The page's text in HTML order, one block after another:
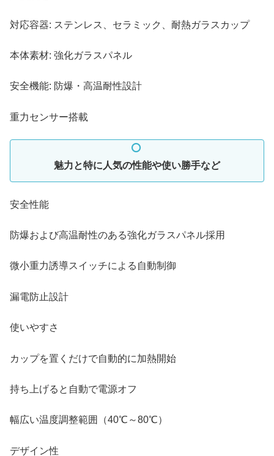
対応容器: ステンレス、セラミック、耐熱ガラスカップ
本体素材: 強化ガラスパネル
安全機能: 防爆・高温耐性設計
重力センサー搭載
魅力と特に人気の性能や使い勝手など
安全性能
防爆および高温耐性のある強化ガラスパネル採用
微小重力誘導スイッチによる自動制御
漏電防止設計
使いやすさ
カップを置くだけで自動的に加熱開始
持ち上げると自動で電源オフ
幅広い温度調整範囲（40℃～80℃）
デザイン性